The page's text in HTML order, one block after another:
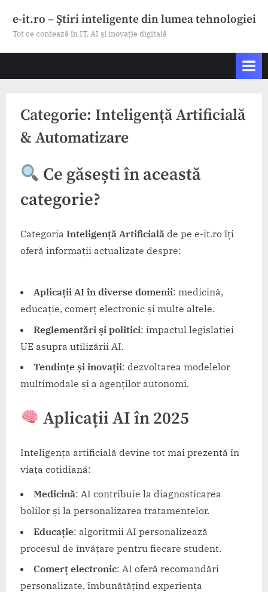
e-it.ro – Știri inteligente din lumea tehnologiei
Tot ce contează în IT, AI și inovație digitală
Categorie: Inteligență Artificială
& Automatizare
Ce găsești în această
categorie?
Categoria Inteligență Artificială de pe e-it.ro îți
oferă informații actualizate despre:
Aplicații AI în diverse domenii: medicină,
educație, comerț electronic și multe altele.
Reglementări și politici: impactul legislației
UE asupra utilizării AI.
Tendințe și inovații: dezvoltarea modelelor
multimodale și a agenților autonomi.
Aplicații AI în 2025
Inteligența artificială devine tot mai prezentă în
viața cotidiană:​
Medicină: AI contribuie la diagnosticarea
bolilor și la personalizarea tratamentelor.
Educație: algoritmii AI personalizează
procesul de învățare pentru fiecare student.
Comerț electronic: AI oferă recomandări
personalizate, îmbunătățind experiența